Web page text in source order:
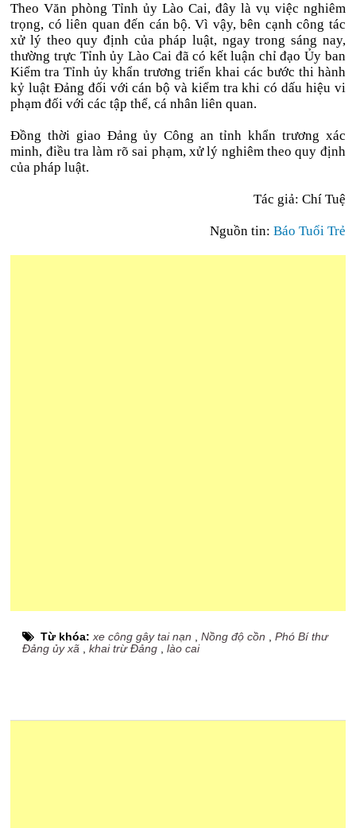
Theo Văn phòng Tỉnh ủy Lào Cai, đây là vụ việc nghiêm
trọng, có liên quan đến cán bộ. Vì vậy, bên cạnh công tác
xử lý theo quy định của pháp luật, ngay trong sáng nay,
thường trực Tỉnh ủy Lào Cai đã có kết luận chỉ đạo Ủy ban
Kiểm tra Tỉnh ủy khẩn trương triển khai các bước thi hành
kỷ luật Đảng đối với cán bộ và kiểm tra khi có dấu hiệu vi
phạm đối với các tập thể, cá nhân liên quan.
Đồng thời giao Đảng ủy Công an tỉnh khẩn trương xác
minh, điều tra làm rõ sai phạm, xử lý nghiêm theo quy định
của pháp luật.
Tác giả: Chí Tuệ
Nguồn tin: Báo Tuổi Trẻ
Từ khóa:xe công gây tai nạn ,Nồng độ cồn ,Phó Bí thư
Đảng ủy xã ,khai trừ Đảng ,lào cai